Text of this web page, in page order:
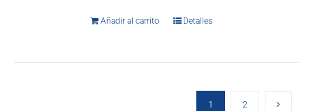
Añadir al carrito Detalles
1 2